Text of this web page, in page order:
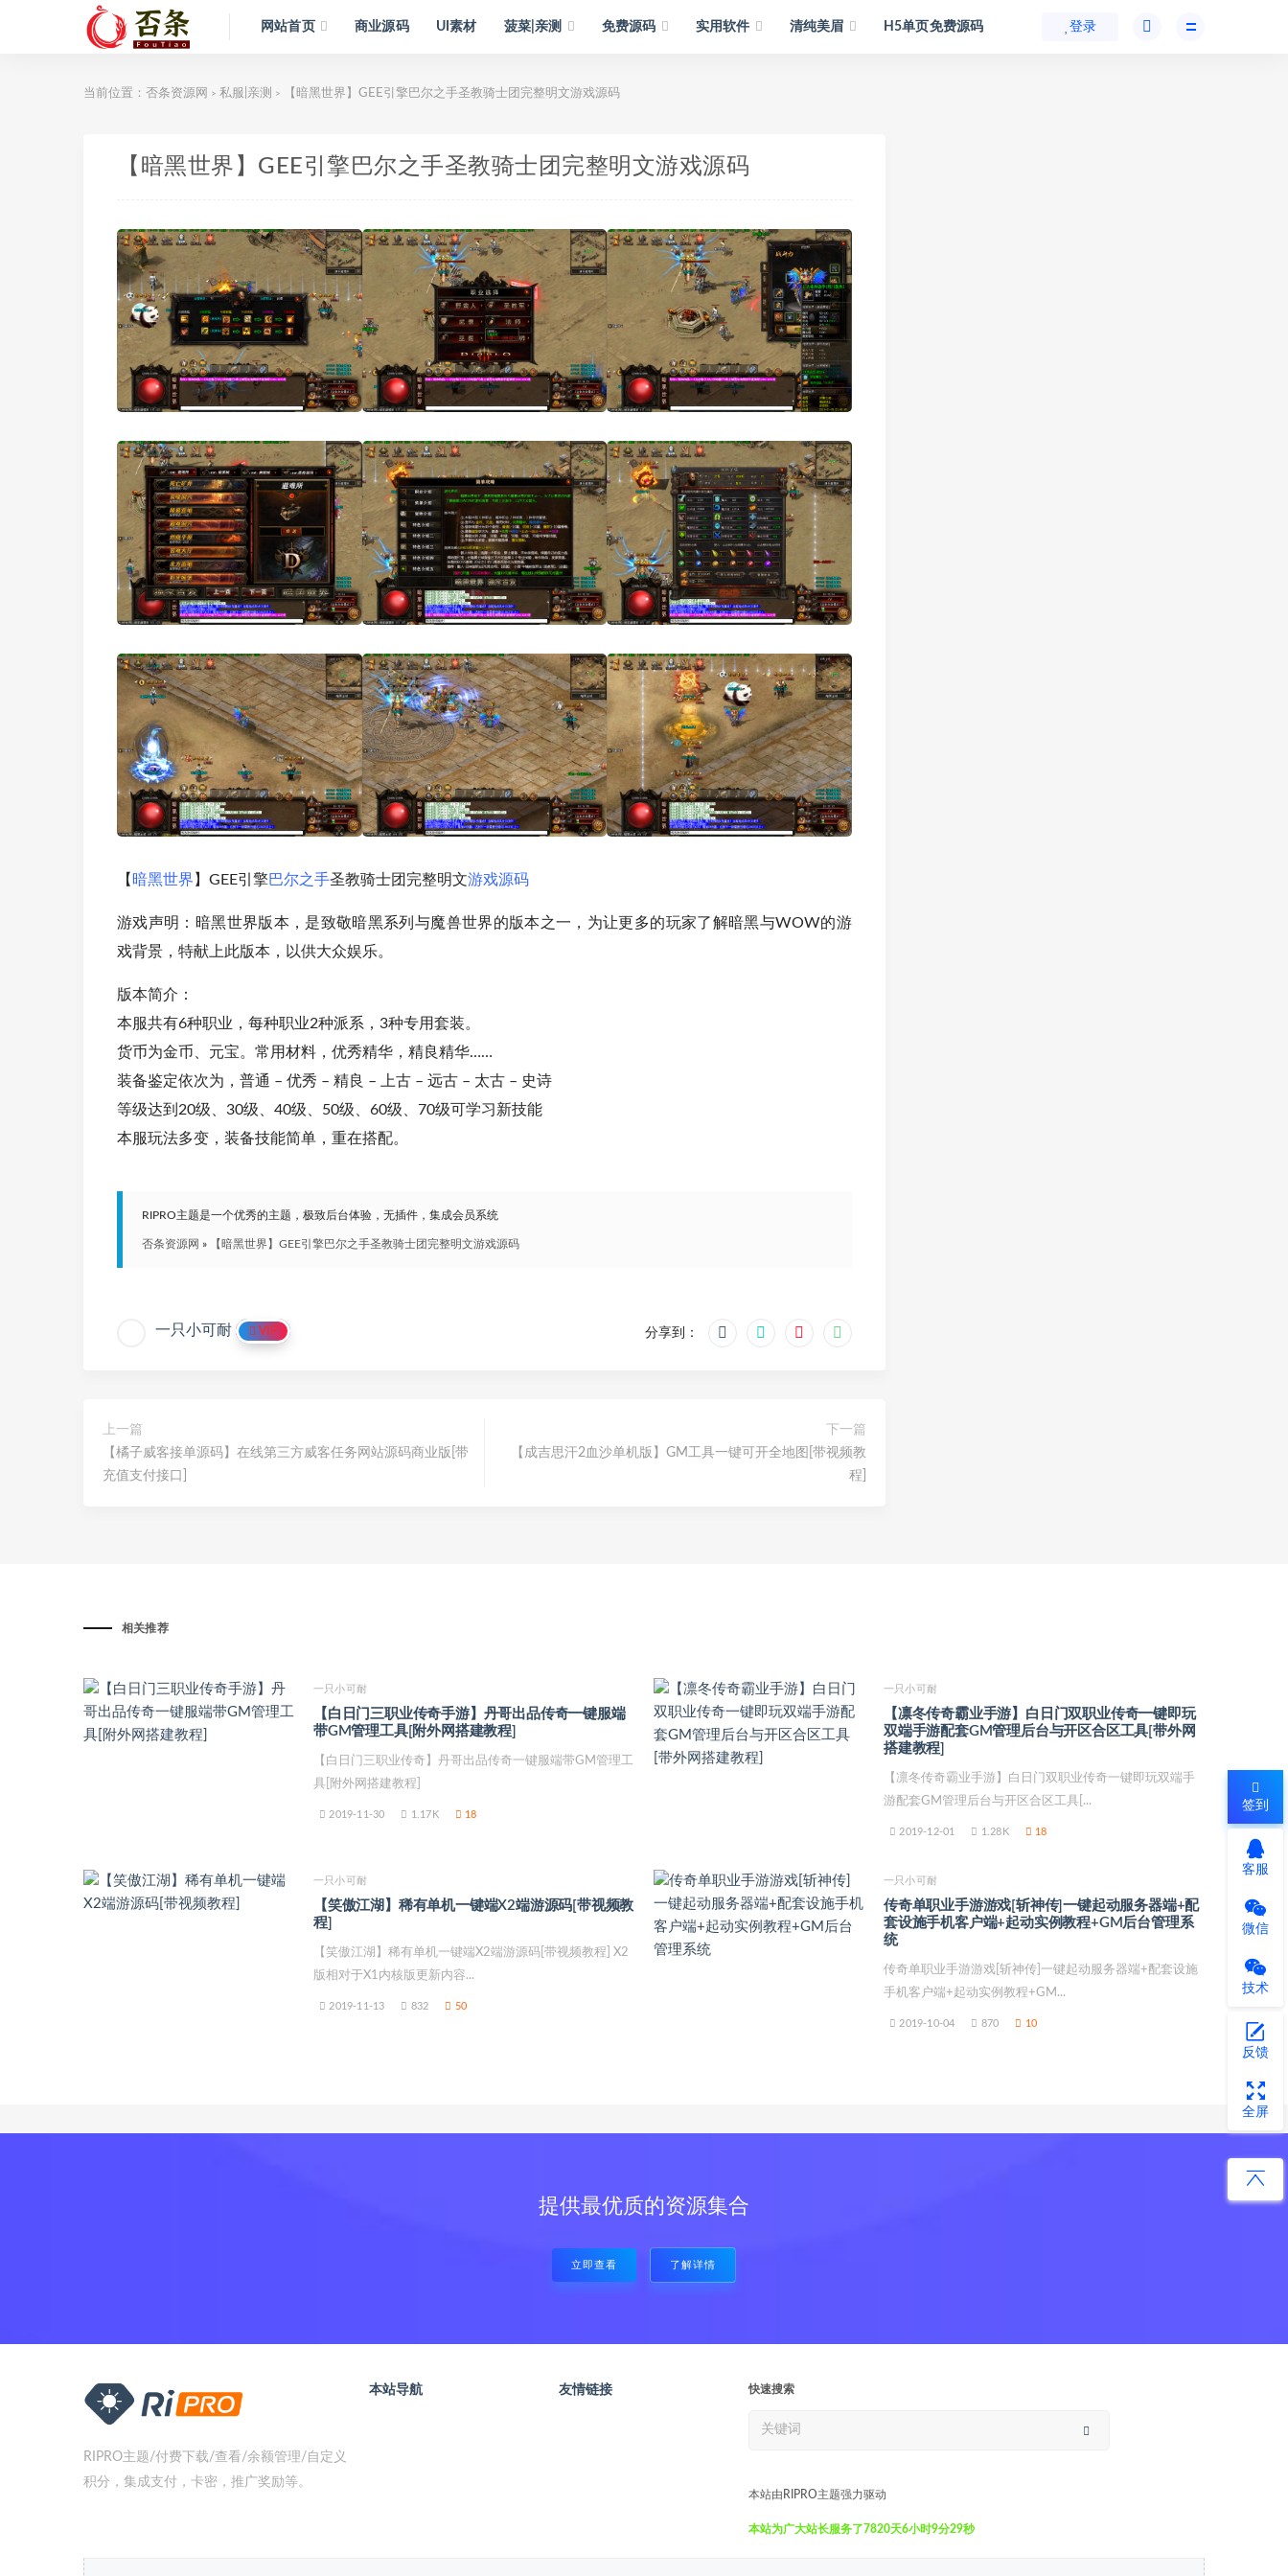
网站首页 商业源码 UI素材 菠菜|亲测 免费源码 实用软件 清纯美眉 H5单页免费源码 登录
当前位置： 否条资源网 > 私服|亲测 > 【暗黑世界】GEE引擎巴尔之手圣教骑士团完整明文游戏源码
【暗黑世界】GEE引擎巴尔之手圣教骑士团完整明文游戏源码
【 暗黑世界 】GEE引擎巴尔之手圣教骑士团完整明文游戏源码
游戏声明：暗黑世界版本，是致敬暗黑系列与魔兽世界的版本之一，为让更多的玩家了解暗黑与WOW的游
戏背景，特献上此版本，以供大众娱乐。
版本简介：
本服共有6种职业，每种职业2种派系，3种专用套装。
货币为金币、元宝。常用材料，优秀精华，精良精华……
装备鉴定依次为，普通 – 优秀 – 精良 – 上古 – 远古 – 太古 – 史诗
等级达到20级、30级、40级、50级、60级、70级可学习新技能
本服玩法多变，装备技能简单，重在搭配。
RIPRO主题是一个优秀的主题，极致后台体验，无插件，集成会员系统
否条资源网 » 【暗黑世界】GEE引擎巴尔之手圣教骑士团完整明文游戏源码
一只小可耐 VIP 分享到：
上一篇
【橘子威客接单源码】在线第三方威客任务网站源码商业版[带
充值支付接口]
下一篇
【成吉思汗2血沙单机版】GM工具一键可开全地图[带视频教
程]
相关推荐
一只小可耐
【白日门三职业传奇手游】丹哥出品传奇一键服端
带GM管理工具[附外网搭建教程]
【白日门三职业传奇】丹哥出品传奇一键服端带GM管理工
具[附外网搭建教程]
2019-11-30 1.17K 18
一只小可耐
【凛冬传奇霸业手游】白日门双职业传奇一键即玩
双端手游配套GM管理后台与开区合区工具[带外网
搭建教程]
【凛冬传奇霸业手游】白日门双职业传奇一键即玩双端手
游配套GM管理后台与开区合区工具[...
2019-12-01 1.28K 18
一只小可耐
【笑傲江湖】稀有单机一键端X2端游源码[带视频教
程]
【笑傲江湖】稀有单机一键端X2端游源码[带视频教程] X2
版相对于X1内核版更新内容...
2019-11-13 832 50
一只小可耐
传奇单职业手游游戏[斩神传]一键起动服务器端+配
套设施手机客户端+起动实例教程+GM后台管理系
统
传奇单职业手游游戏[斩神传]一键起动服务器端+配套设施
手机客户端+起动实例教程+GM...
2019-10-04 870 10
提供最优质的资源集合
立即查看 了解详情
RIPRO主题/付费下载/查看/余额管理/自定义
积分，集成支付，卡密，推广奖励等。
本站导航 友情链接 快速搜索
本站由RIPRO主题强力驱动
本站为广大站长服务了7820天6小时9分30秒
签到
客服
微信
技术
反馈
全屏